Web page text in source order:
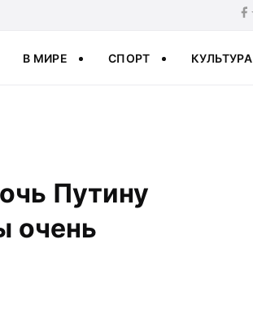
В МИРЕ СПОРТ КУЛЬТУРА
Путину
очень